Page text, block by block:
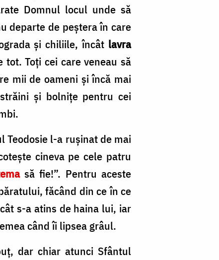
Domnul locul unde să
departe de peștera în care
și chiliile, încât lavra
Toți cei care veneau să
mii de oameni și încă mai
și bolnițe pentru cei
Teodosie l-a rușinat de mai
cineva pe cele patru
să fie!”. Pentru aceste
făcând din ce în ce
s-a atins de haina lui, iar
când îi lipsea grâul.
dar chiar atunci Sfântul